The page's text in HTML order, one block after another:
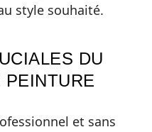
style souhaité.
DU
PEINTURE
et sans